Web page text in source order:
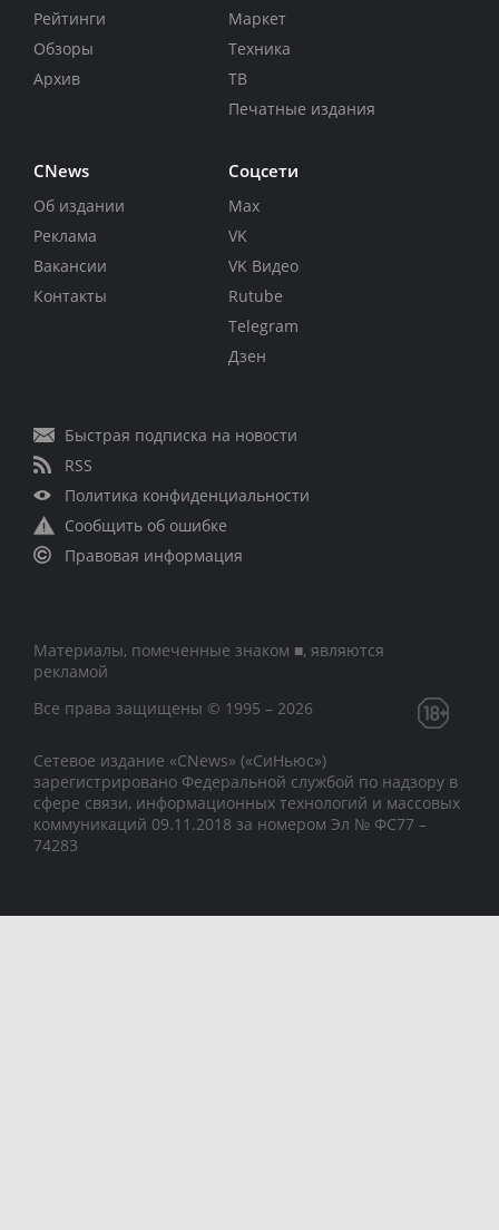
Рейтинги
Обзоры
Архив
Маркет
Техника
ТВ
Печатные издания
CNews
Об издании
Реклама
Вакансии
Контакты
Соцсети
Max
VK
VK Видео
Rutube
Telegram
Дзен
Быстрая подписка на новости
RSS
Политика конфиденциальности
Сообщить об ошибке
Правовая информация
Материалы, помеченные знаком ■, являются
рекламой
Все права защищены © 1995 – 2026
Сетевое издание «CNews» («СиНьюс»)
зарегистрировано Федеральной службой по надзору в
сфере связи, информационных технологий и массовых
коммуникаций 09.11.2018 за номером Эл № ФС77 –
74283